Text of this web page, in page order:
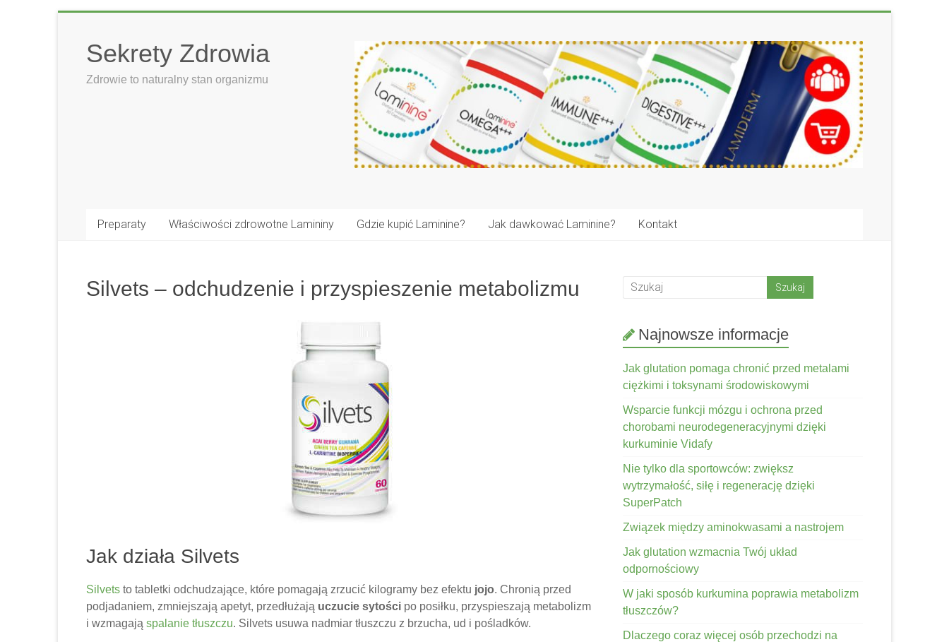
contentSekrety Zdrowia
Zdrowie to naturalny stan organizmu
Preparaty Właściwości zdrowotne Lamininy Gdzie kupić Laminine? Jak dawkować Laminine? Kontakt
Silvets – odchudzenie i przyspieszenie metabolizmu
Jak działa Silvets
Silvets to tabletki odchudzające, które pomagają zrzucić kilogramy bez efektu jojo. Chronią przed
podjadaniem, zmniejszają apetyt, przedłużają uczucie sytości po posiłku, przyspieszają metabolizm
i wzmagają spalanie tłuszczu. Silvets usuwa nadmiar tłuszczu z brzucha, ud i pośladków.
Najnowsze informacje
Jak glutation pomaga chronić przed metalami
ciężkimi i toksynami środowiskowymi
Wsparcie funkcji mózgu i ochrona przed
chorobami neurodegeneracyjnymi dzięki
kurkuminie Vidafy
Nie tylko dla sportowców: zwiększ
wytrzymałość, siłę i regenerację dzięki
SuperPatch
Związek między aminokwasami a nastrojem
Jak glutation wzmacnia Twój układ
odpornościowy
W jaki sposób kurkumina poprawia metabolizm
tłuszczów?
Dlaczego coraz więcej osób przechodzi na